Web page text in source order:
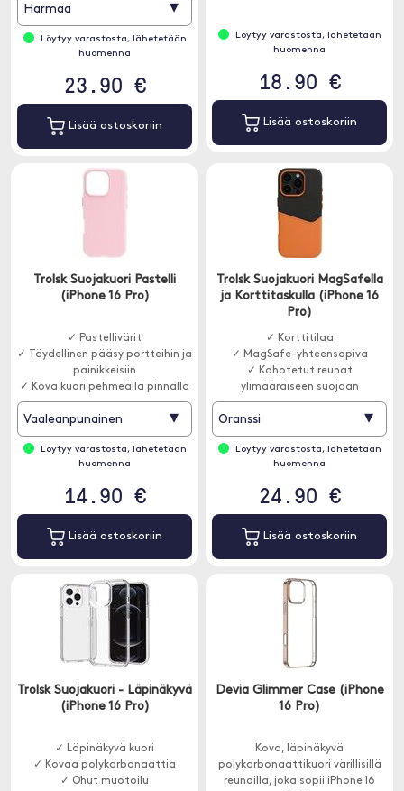
Harmaa ▾
Löytyy varastosta, lähetetään
huomenna
23.90 €
Lisää ostoskoriin
Löytyy varastosta, lähetetään
huomenna
18.90 €
Lisää ostoskoriin
Trolsk Suojakuori Pastelli
(iPhone 16 Pro)
✓ Pastellivärit
✓ Täydellinen pääsy portteihin ja
painikkeisiin
✓ Kova kuori pehmeällä pinnalla
Vaaleanpunainen ▾
Löytyy varastosta, lähetetään
huomenna
14.90 €
Lisää ostoskoriin
Trolsk Suojakuori MagSafella
ja Korttitaskulla (iPhone 16
Pro)
✓ Korttitilaa
✓ MagSafe-yhteensopiva
✓ Kohotetut reunat
ylimääräiseen suojaan
Oranssi ▾
Löytyy varastosta, lähetetään
huomenna
24.90 €
Lisää ostoskoriin
Trolsk Suojakuori - Läpinäkyvä
(iPhone 16 Pro)
✓ Läpinäkyvä kuori
✓ Kovaa polykarbonaattia
✓ Ohut muotoilu
Devia Glimmer Case (iPhone
16 Pro)
Kova, läpinäkyvä
polykarbonaattikuori värillisillä
reunoilla, joka sopii iPhone 16